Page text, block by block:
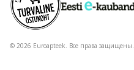
© 2026 Euroapteek. Все права защищены.